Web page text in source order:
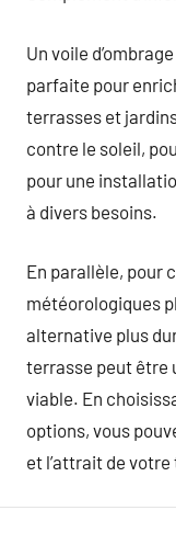
Un voile
parfaite pour
terrasses et
contre le soleil,
pour une
à divers besoins.
En parallèle, pour
météorologiques
alternative plus
terrasse peut être
viable. En
options, vous
et l’attrait de